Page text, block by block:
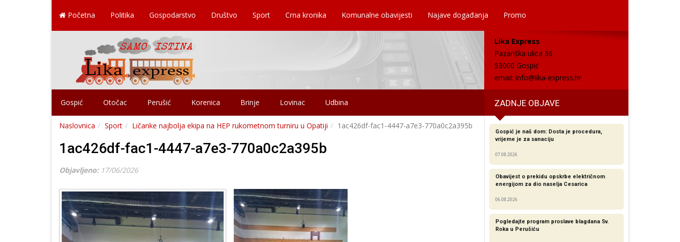
Početna Politika Gospodarstvo Društvo Sport Crna kronika Komunalne obavijesti Najave događanja Promo
Lika Express
Pazariška ulica 36
53000 Gospić
email: info@lika-express.hr
Gospić Otočac Perušić Korenica Brinje Lovinac Udbina ZADNJE OBJAVE
Naslovnica Sport Ličanke najbolja ekipa na HEP rukometnom turniru u Opatiji 1ac426df-fac1-4447-a7e3-770a0c2a395b
1ac426df-fac1-4447-a7e3-770a0c2a395b
Objavljeno: 17/06/2026
Gospić je naš dom: Dosta je procedura,
vrijeme je za sanaciju
07.08.2026
Obavijest o prekidu opskrbe električnom
energijom za dio naselja Cesarica
06.08.2026
Pogledajte program proslave blagdana Sv.
Roka u Perušiću